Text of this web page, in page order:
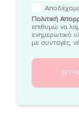
Πολιτική
επιθυμώ να
ενημερωτικό
με συνταγές,